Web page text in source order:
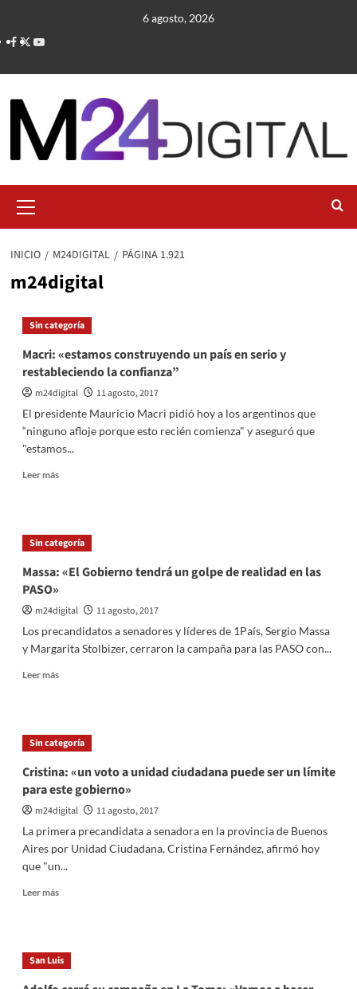
contenido
6 agosto, 2026
primario
INICIO M24DIGITAL PÁGINA 1.921
m24digital
Sin categoría
Macri: «estamos construyendo un país en serio y
restableciendo la confianza”
m24digital
11 agosto, 2017
El presidente Mauricio Macri pidió hoy a los argentinos que
“ninguno afloje porque esto recién comienza" y aseguró que
"estamos...
Leer másLeer
«estamos
construyendo
país
en
serio
restableciendo
la
Sin categoría
Massa: «El Gobierno tendrá un golpe de realidad en las
PASO»
m24digital
11 agosto, 2017
Los precandidatos a senadores y líderes de 1País, Sergio Massa
y Margarita Stolbizer, cerraron la campaña para las PASO con...
Leer másLeer
«El
Gobierno
un
golpe
de
en
las
PASO»
Sin categoría
Cristina: «un voto a unidad ciudadana puede ser un límite
para este gobierno»
m24digital
11 agosto, 2017
La primera precandidata a senadora en la provincia de Buenos
Aires por Unidad Ciudadana, Cristina Fernández, afirmó hoy
que "un...
Leer másLeer
«un
voto
San Luis